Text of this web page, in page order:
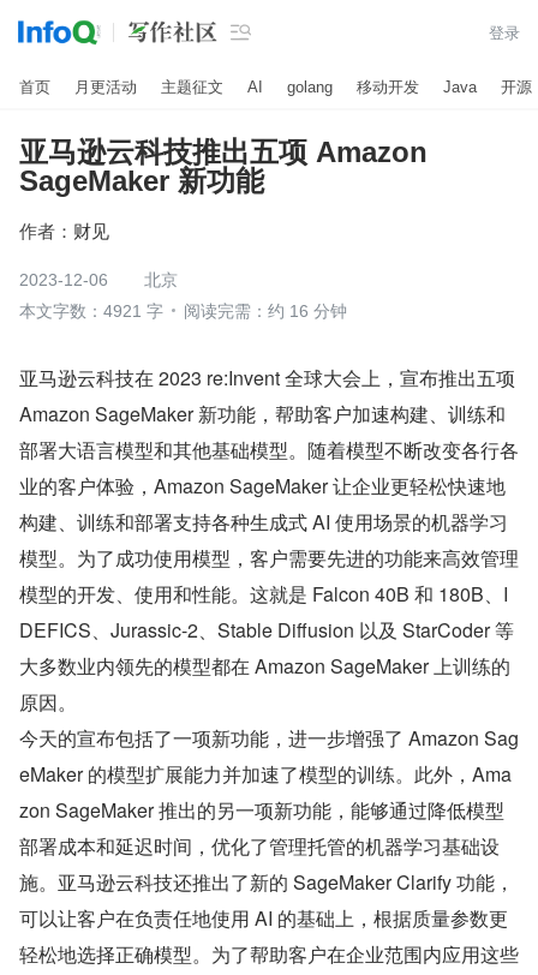
 登录
首页 月更活动 主题征文 AI golang 移动开发 Java 开源
亚马逊云科技推出五项 Amazon
SageMaker 新功能
作者： 财见
2023-12-06
北京
本文字数：4921 字
阅读完需：约 16 分钟
亚马逊云科技在 2023 re:Invent 全球大会上，宣布推出五项
Amazon SageMaker 新功能，帮助客户加速构建、训练和
部署大语言模型和其他基础模型。随着模型不断改变各行各
业的客户体验，Amazon SageMaker 让企业更轻松快速地
构建、训练和部署支持各种生成式 AI 使用场景的机器学习
模型。为了成功使用模型，客户需要先进的功能来高效管理
模型的开发、使用和性能。这就是 Falcon 40B 和 180B、I
DEFICS、Jurassic-2、Stable Diffusion 以及 StarCoder 等
大多数业内领先的模型都在 Amazon SageMaker 上训练的
原因。
今天的宣布包括了一项新功能，进一步增强了 Amazon Sag
eMaker 的模型扩展能力并加速了模型的训练。此外，Ama
zon SageMaker 推出的另一项新功能，能够通过降低模型
部署成本和延迟时间，优化了管理托管的机器学习基础设
施。亚马逊云科技还推出了新的 SageMaker Clarify 功能，
可以让客户在负责任地使用 AI 的基础上，根据质量参数更
轻松地选择正确模型。为了帮助客户在企业范围内应用这些